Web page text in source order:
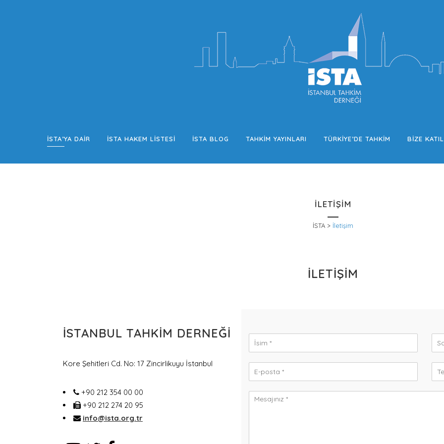
İSTA’YA DAİR İSTA HAKEM LISTESI İSTA BLOG TAHKIM YAYINLARI TÜRKIYE’DE TAHKIM BIZE
İLETIŞIM
İSTA > İletişim
İLETIŞIM
İSTANBUL TAHKIM DERNEĞI
Kore Şehitleri Cd. No: 17 Zincirlikuyu İstanbul
+90 212 354 00 00
+90 212 274 20 95
info@ista.org.tr